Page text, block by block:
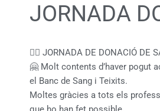
JORNADA
👉🏻 JORNADA DE DONACIÓ DE
🤗 Molt contents d’haver pogut
el Banc de Sang i Teixits.
Moltes gràcies a tots els